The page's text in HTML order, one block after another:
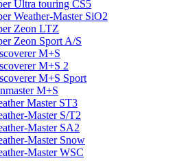
Ultra touring CS5
Weather-Master SiO2
Zeon LTZ
Zeon Sport A/S
M+S
M+S 2
M+S Sport
M+S
Master ST3
Master S/T2
Master SA2
Master Snow
Master WSC